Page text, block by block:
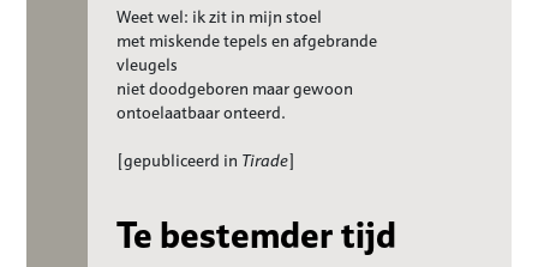
Weet wel: ik zit in mijn stoel
met miskende tepels en afgebrande
vleugels
niet doodgeboren maar gewoon
ontoelaatbaar onteerd.
[gepubliceerd in Tirade]
Te bestemder tijd